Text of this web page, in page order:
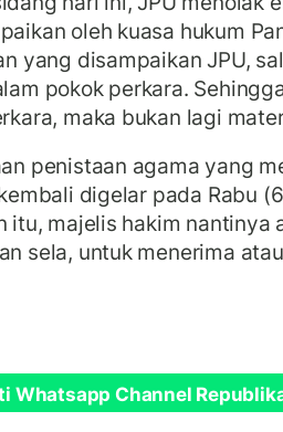
oleh kuasa hukum
yang disampaikan JPU,
pokok perkara.
maka bukan lagi
penistaan agama yang
digelar pada Rabu
itu, majelis hakim nantinya
sela, untuk menerima
Whatsapp Channel